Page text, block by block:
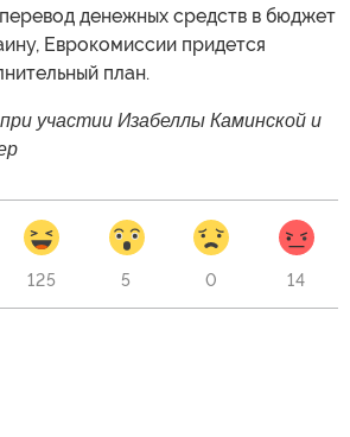
денежных средств в бюджет
Еврокомиссии придется
план.
участии Изабеллы Каминской и
125 5 0 14